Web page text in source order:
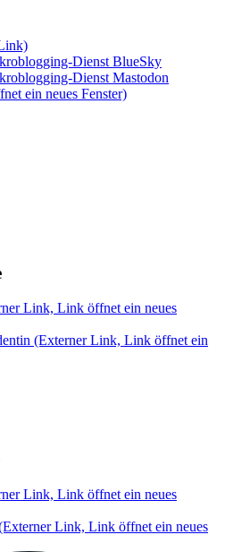
Dienst BlueSky
Dienst Mastodon
ein neues Fenster)
Link, Link öffnet ein neues
(Externer Link, Link öffnet ein
Link, Link öffnet ein neues
Link, Link öffnet ein neues